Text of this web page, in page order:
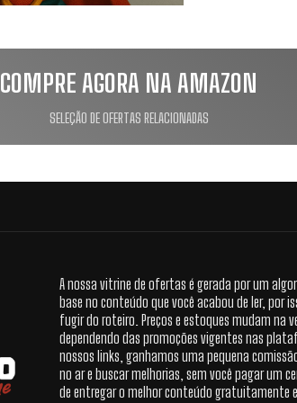
COMPRE AGORA NA AMAZON
SELEÇÃO DE OFERTAS RELACIONADAS
A nossa vitrine de ofertas é gerada por um
base no conteúdo que você acabou de ler, por
fugir do roteiro. Preços e estoques mudam na
dependendo das promoções vigentes nas
nossos links, ganhamos uma pequena
no ar e buscar melhorias, sem você pagar um
de entregar o melhor conteúdo gratuitamente